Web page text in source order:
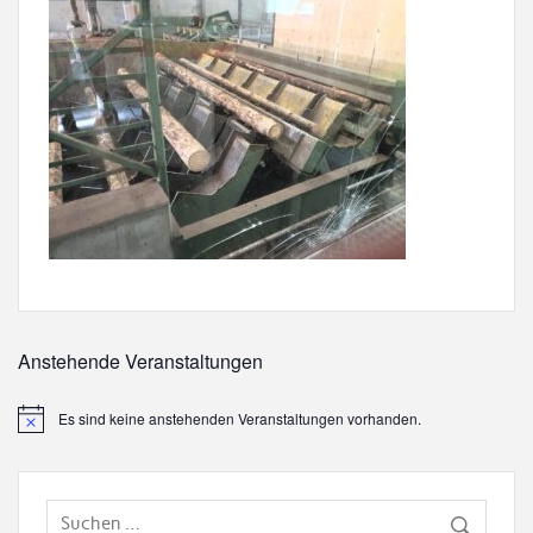
Anstehende Veranstaltungen
Es sind keine anstehenden Veranstaltungen vorhanden.